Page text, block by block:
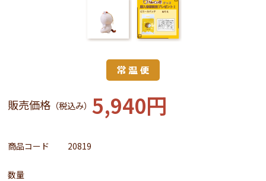
販売価格 （税込み） 5,940円
商品コード 20819
数量